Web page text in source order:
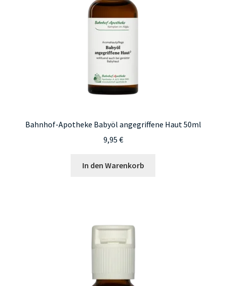
Bahnhof-Apotheke Babyöl angegriffene Haut 50ml
9,95 €
In den Warenkorb